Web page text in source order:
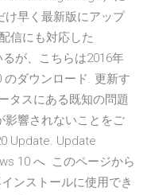
け早く最新版にアップ
信にも対応した
るが、こちらは2016年
ダウンロード. 更新す
タスにある既知の問題
影響されないことをご
Update. Update
10 へ このページから
ンストールに使用でき